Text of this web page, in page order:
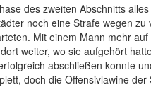
des zweiten Abschnitts
noch eine Strafe wegen
Mit einem Mann mehr
weiter, wo sie aufgehört
abschließen konnte
doch die Offensivlawine